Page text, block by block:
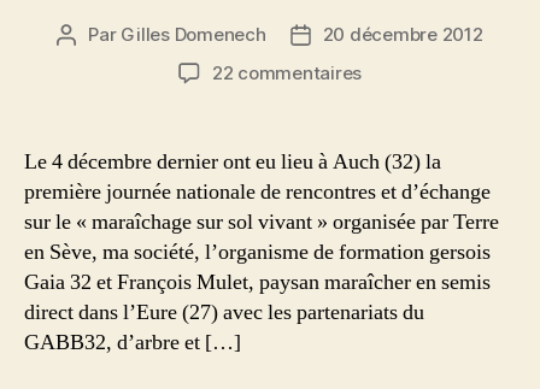
Auteur
Par Gilles Domenech
Date
de
20 décembre 2012
22 commentairessur
la
journée
« maraîchage
sur
sol
vivant »
du
Le 4 décembre dernier ont eu lieu à Auch (32) la
première journée nationale de rencontres et d’échange
sur le « maraîchage sur sol vivant » organisée par Terre
en Sève, ma société, l’organisme de formation gersois
Gaia 32 et François Mulet, paysan maraîcher en semis
direct dans l’Eure (27) avec les partenariats du
GABB32, d’arbre et […]